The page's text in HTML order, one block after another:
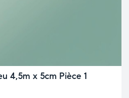
4,5m x 5cm Pièce 1